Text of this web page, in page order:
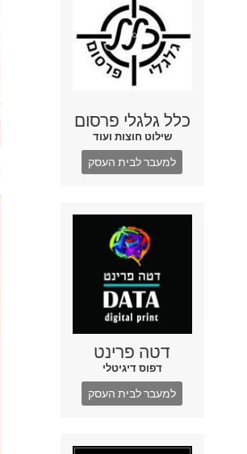
כלל גלגלי פרסום
שילוט חוצות ועוד
למעבר לבית העסק
דטה פרינט
דפוס דיגיטלי
למעבר לבית העסק